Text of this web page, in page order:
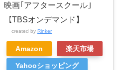
映画｢アフタースクール｣
【TBSオンデマンド】
created by Rinker
Amazon 楽天市場
Yahooショッピング